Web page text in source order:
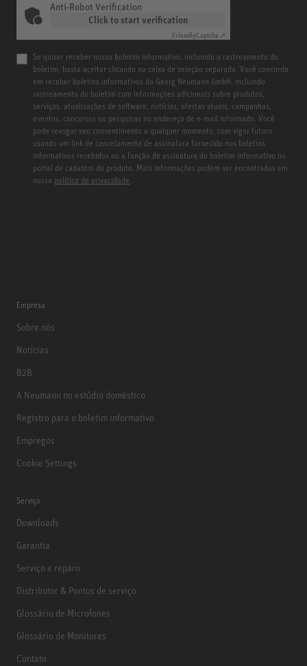
Anti-Robot Verification
Click to start verification
FriendlyCaptcha ⇗
Se quiser receber nosso boletim informativo, incluindo o rastreamento do
boletim, basta aceitar clicando na caixa de seleção separada. Você concorda
em receber boletins informativos da Georg Neumann GmbH, incluindo
rastreamento do boletim com informações adicionais sobre produtos,
serviços, atualizações de software, notícias, ofertas atuais, campanhas,
eventos, concursos ou pesquisas no endereço de e-mail informado. Você
pode revogar seu consentimento a qualquer momento, com vigor futuro
usando um link de cancelamento de assinatura fornecido nos boletins
informativos recebidos ou a função de assinatura do boletim informativo no
portal de cadastro do produto. Mais informações podem ser encontradas em
nossa política de privacidade.
Empresa
Sobre nós
Notícias
B2B
A Neumann no estúdio doméstico
Registro para o boletim informativo
Empregos
Cookie Settings
Serviço
Downloads
Garantia
Serviço e reparo
Distributor & Pontos de serviço
Glossário de Microfones
Glossário de Monitores
Contato